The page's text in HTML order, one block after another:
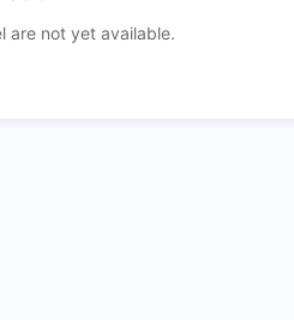
are not yet available.